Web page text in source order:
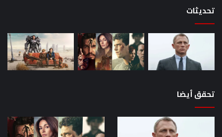
تحديثات
تحقق أيضا